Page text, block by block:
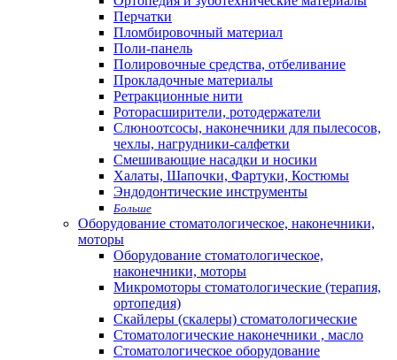
Перчатки
Пломбировочный материал
Поли-панель
Полировочные средства, отбеливание
Прокладочные материалы
Ретракционные нити
Роторасширители, ротодержатели
Слюноотсосы, наконечники для пылесосов,
чехлы, нагрудники-салфетки
Смешивающие насадки и носики
Халаты, Шапочки, Фартуки, Костюмы
Эндодонтические инструменты
Больше
Оборудование стоматологическое, наконечники,
моторы
Оборудование стоматологическое,
наконечники, моторы
Микромоторы стоматологические (терапия,
ортопедия)
Скайлеры (скалеры) стоматологические
Стоматологические наконечники , масло
Стоматологическое оборудование